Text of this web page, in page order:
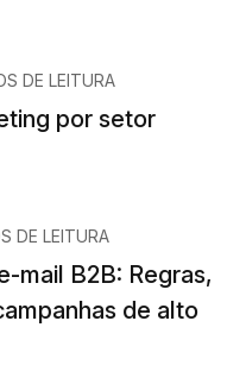
DE LEITURA
por setor
DE LEITURA
mail B2B: Regras,
de alto